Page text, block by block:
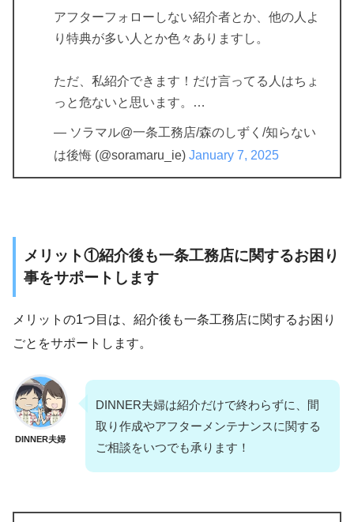
アフターフォローしない紹介者とか、他の人よ
り特典が多い人とか色々ありますし。
ただ、私紹介できます！だけ言ってる人はちょ
っと危ないと思います。…
— ソラマル@一条工務店/森のしずく/知らない
は後悔 (@soramaru_ie) January 7, 2025
メリット①紹介後も一条工務店に関するお困り
事をサポートします
メリットの1つ目は、紹介後も一条工務店に関するお困り
ごとをサポートします。
DINNER夫婦
DINNER夫婦は紹介だけで終わらずに、間
取り作成やアフターメンテナンスに関する
ご相談をいつでも承ります！